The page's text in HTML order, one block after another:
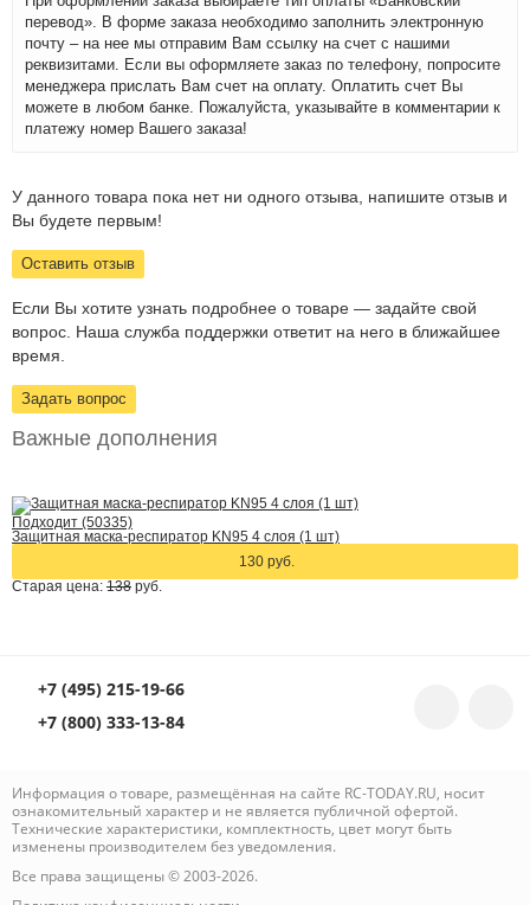
перевод». В форме заказа необходимо заполнить электронную
почту – на нее мы отправим Вам ссылку на счет с нашими
реквизитами. Если вы оформляете заказ по телефону, попросите
менеджера прислать Вам счет на оплату. Оплатить счет Вы
можете в любом банке. Пожалуйста, указывайте в комментарии к
платежу номер Вашего заказа!
У данного товара пока нет ни одного отзыва, напишите отзыв и
Вы будете первым!
Оставить отзыв
Если Вы хотите узнать подробнее о товаре — задайте свой
вопрос. Наша служба поддержки ответит на него в ближайшее
время.
Задать вопрос
Важные дополнения
Подходит (50335)
Защитная маска-респиратор KN95 4 слоя (1 шт)
130 руб.
Старая цена: 138 руб.
+7 (495) 215-19-66
+7 (800) 333-13-84
Информация о товаре, размещённая на сайте RC-TODAY.RU, носит
ознакомительный характер и не является публичной офертой.
Технические характеристики, комплектность, цвет могут быть
изменены производителем без уведомления.
Все права защищены © 2003-2026.